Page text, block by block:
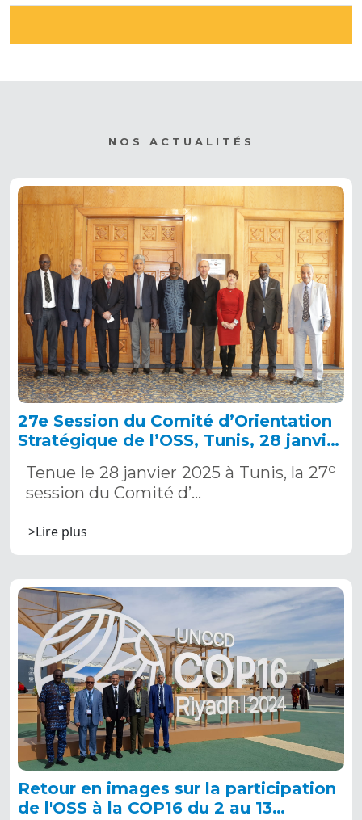
NOS ACTUALITÉS
27e Session du Comité d’Orientation
Stratégique de l’OSS, Tunis, 28 janvier
Tenue le 28 janvier 2025 à Tunis, la 27e
session du Comité d’…
>Lire plus
Retour en images sur la participation
de l'OSS à la COP16 du 2 au 13